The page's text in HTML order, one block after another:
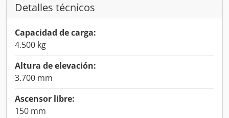
Detalles técnicos
Capacidad de carga:
4.500 kg
Altura de elevación:
3.700 mm
Ascensor libre:
150 mm